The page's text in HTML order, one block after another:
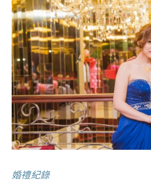
婚禮紀錄